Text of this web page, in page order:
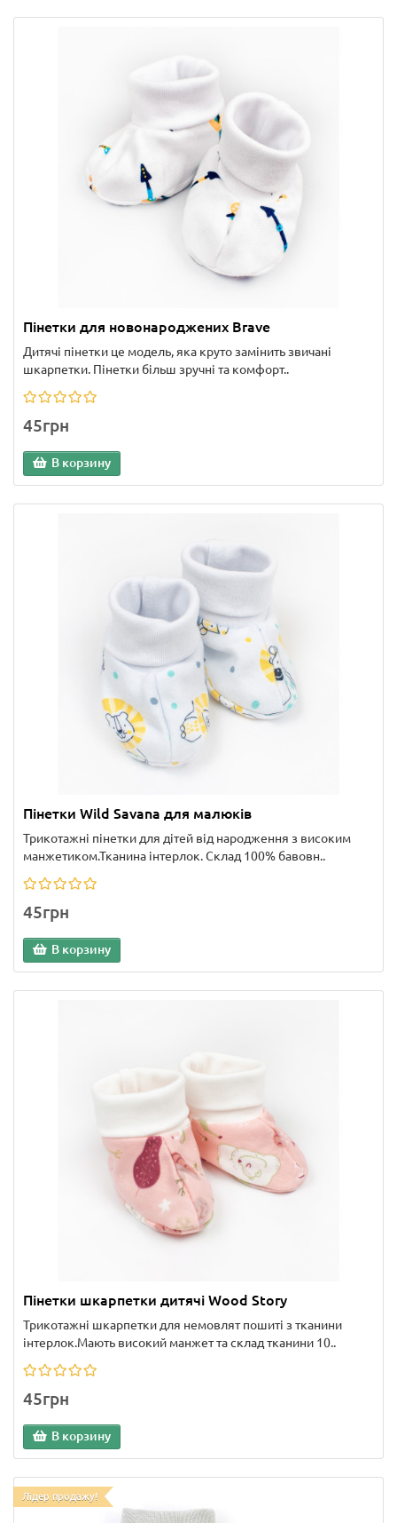
Пінетки для новонароджених Brave
Дитячі пінетки це модель, яка круто замінить звичані
шкарпетки. Пінетки більш зручні та комфорт..
45грн
В корзину
Пінетки Wild Savana для малюків
Трикотажні пінетки для дітей від народження з високим
манжетиком.Тканина інтерлок. Склад 100% бавовн..
45грн
В корзину
Пінетки шкарпетки дитячі Wood Story
Трикотажні шкарпетки для немовлят пошиті з тканини
інтерлок.Мають високий манжет та склад тканини 10..
45грн
В корзину
Лідер продажу!